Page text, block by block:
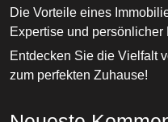
Die Vorteile eines
Expertise und persönlicher
Entdecken Sie die Vielfalt
zum perfekten Zuhause!